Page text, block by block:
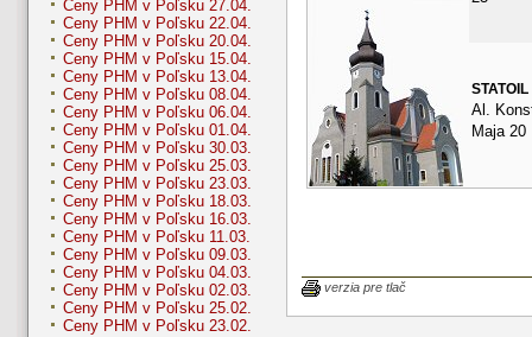
Ceny PHM v Poľsku 27.04.
Ceny PHM v Poľsku 22.04.
Ceny PHM v Poľsku 20.04.
Ceny PHM v Poľsku 15.04.
Ceny PHM v Poľsku 13.04.
Ceny PHM v Poľsku 08.04.
Ceny PHM v Poľsku 06.04.
Ceny PHM v Poľsku 01.04.
Ceny PHM v Poľsku 30.03.
Ceny PHM v Poľsku 25.03.
Ceny PHM v Poľsku 23.03.
Ceny PHM v Poľsku 18.03.
Ceny PHM v Poľsku 16.03.
Ceny PHM v Poľsku 11.03.
Ceny PHM v Poľsku 09.03.
Ceny PHM v Poľsku 04.03.
Ceny PHM v Poľsku 02.03.
Ceny PHM v Poľsku 25.02.
Ceny PHM v Poľsku 23.02.
STATOIL
Al.
Maja 20
verzia pre tlač